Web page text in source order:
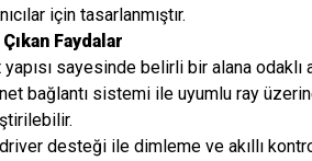
için tasarlanmıştır.
Faydalar
sayesinde belirli bir alana odaklı
bağlantı sistemi ile uyumlu ray
desteği ile dimleme ve akıllı